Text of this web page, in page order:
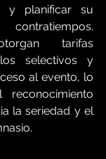
y planificar su
tarifas
selectivos y
al evento, lo
la seriedad y el